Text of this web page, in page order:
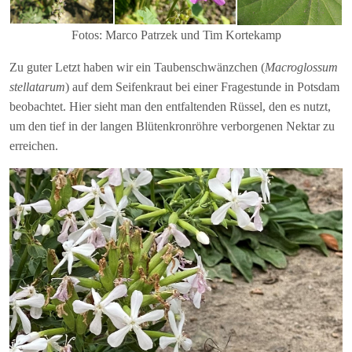
Fotos: Marco Patrzek und Tim Kortekamp
Zu guter Letzt haben wir ein Taubenschwänzchen (Macroglossum
stellatarum) auf dem Seifenkraut bei einer Fragestunde in Potsdam
beobachtet. Hier sieht man den entfaltenden Rüssel, den es nutzt,
um den tief in der langen Blütenkronröhre verborgenen Nektar zu
erreichen.